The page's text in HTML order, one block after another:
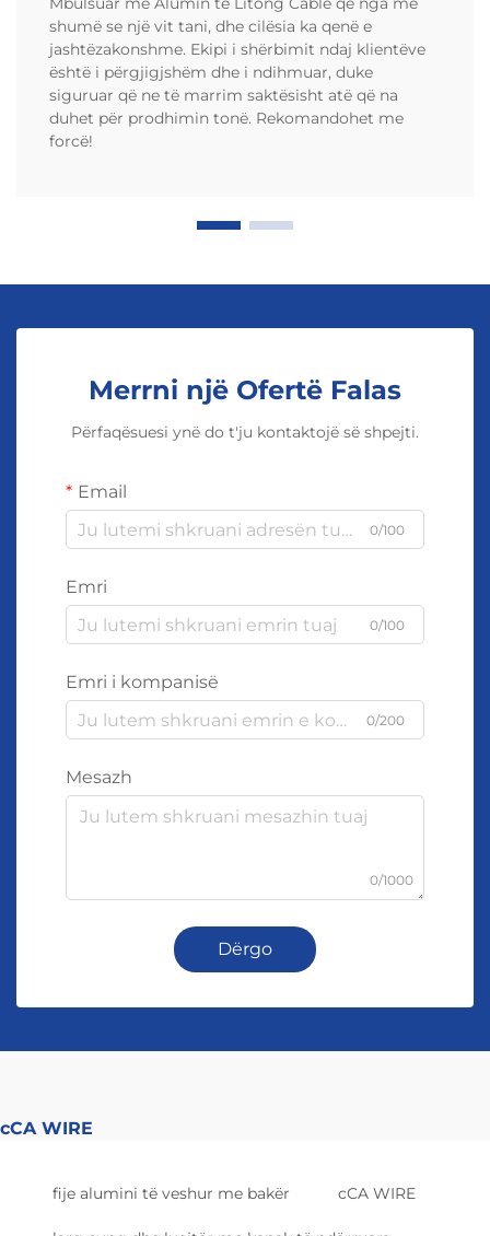
shumë se një vit tani, dhe cilësia ka qenë e
jashtëzakonshme. Ekipi i shërbimit ndaj klientëve
është i përgjigjshëm dhe i ndihmuar, duke
siguruar që ne të marrim saktësisht atë që na
duhet për prodhimin tonë. Rekomandohet me
forcë!
Merrni një Ofertë Falas
Përfaqësuesi ynë do t'ju kontaktojë së shpejti.
Email
0/100
Emri
0/100
Emri i kompanisë
0/200
Mesazh
0/1000
Dërgo
cCA WIRE
fije alumini të veshur me bakër cCA WIRE